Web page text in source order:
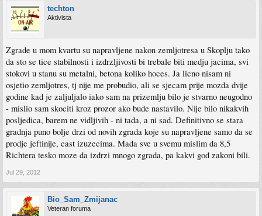
techton
Aktivista
Zgrade u mom kvartu su napravljene nakon zemljotresa u Skoplju tako
da sto se tice stabilnosti i izdrzljivosti bi trebale biti medju jacima, svi
stokovi u stanu su metalni, betona koliko hoces. Ja licno nisam ni
osjetio zemljotres, tj nije me probudio, ali se sjecam prije mozda dvije
godine kad je zaljuljalo iako sam na prizemlju bilo je stvarno neugodno
- mislio sam skociti kroz prozor ako bude nastavilo. Nije bilo nikakvih
posljedica, barem ne vidljivih - ni tada, a ni sad. Definitivno se stara
gradnja puno bolje drzi od novih zgrada koje su napravljene samo da se
prodje jeftinije, cast izuzecima. Mada sve u svemu mislim da 8,5
Richtera tesko moze da izdrzi mnogo zgrada, pa kakvi god zakoni bili.
Jul 29, 2012
Bio_Sam_Zmijanac
Veteran foruma